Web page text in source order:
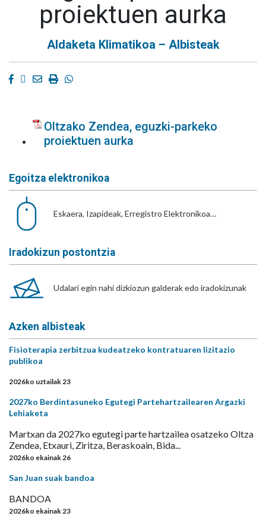
proiektuen aurka
Aldaketa Klimatikoa – Albisteak
Facebook
Twitter
EmailImprimirWhatsapp
Oltzako Zendea, eguzki-parkeko
proiektuen aurka
Egoitza elektronikoa
Eskaera, Izapideak, Erregistro Elektronikoa…
Iradokizun postontzia
Udalari egin nahi dizkiozun galderak edo iradokizunak
Azken albisteak
Fisioterapia zerbitzua kudeatzeko kontratuaren lizitazio
publikoa
2026ko uztailak 23
2027ko Berdintasuneko Egutegi Partehartzailearen Argazki
Lehiaketa
Martxan da 2027ko egutegi parte hartzailea osatzeko Oltza
Zendea, Etxauri, Ziritza, Beraskoain, Bida...
2026ko ekainak 26
San Juan suak bandoa
BANDOA
2026ko ekainak 23